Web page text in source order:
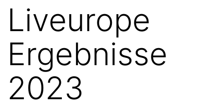
Liveurope
Ergebnisse
2023